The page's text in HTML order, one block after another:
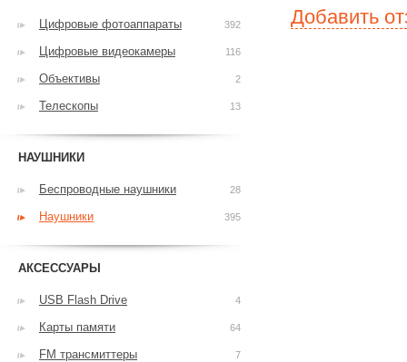
Добавить
Цифровые фотоаппараты 392
Цифровые видеокамеры 116
Объективы 2
Телескопы 13
НАУШНИКИ
Беспроводные наушники 28
Наушники 395
АКСЕССУАРЫ
USB Flash Drive 4
Карты памяти 64
FM трансмиттеры 7